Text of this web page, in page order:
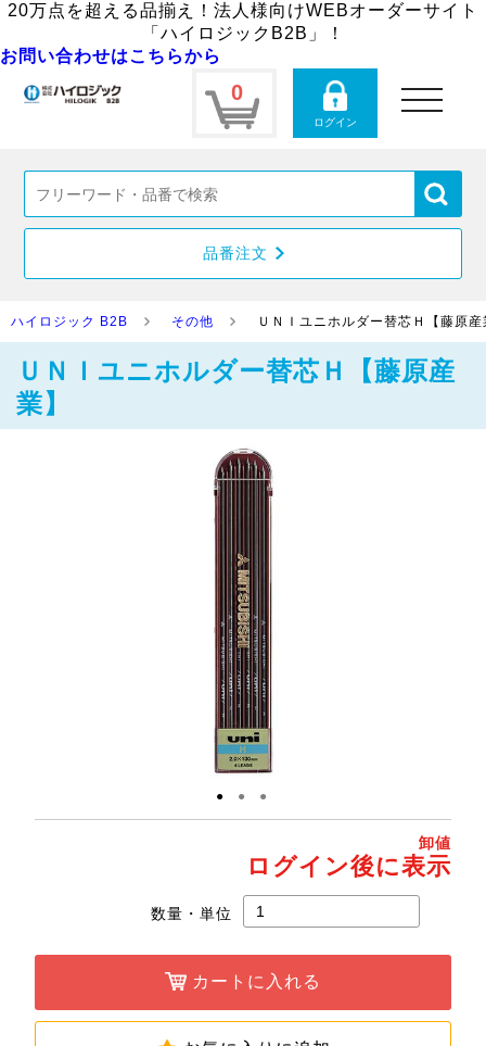
20万点を超える品揃え！法人様向けWEBオーダーサイト
「ハイロジックB2B」！
お問い合わせはこちらから
0
ログイン
toggle
navigation
品番注文
ハイロジック B2B その他 ＵＮＩユニホルダー替芯Ｈ【藤原産
ＵＮＩユニホルダー替芯Ｈ【藤原産
業】
● ● ●
卸値
ログイン後に表示
数量・単位
カートに入れる